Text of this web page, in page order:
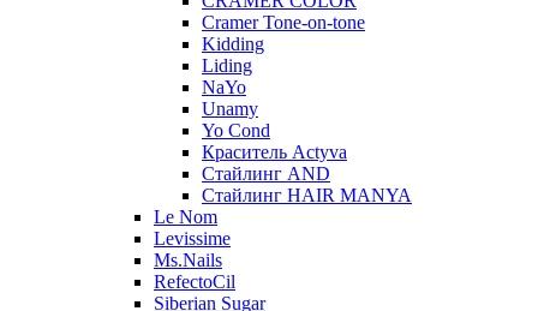
Cramer Tone-on-tone
Kidding
Liding
NaYo
Unamy
Yo Cond
Краситель Actyva
Стайлинг AND
Стайлинг HAIR MANYA
Le Nom
Levissime
Ms.Nails
RefectoCil
Siberian Sugar